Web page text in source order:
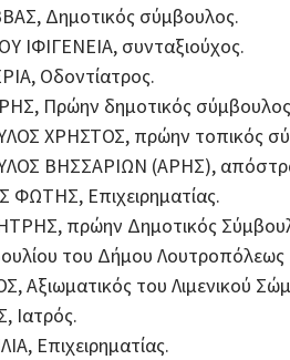
Δημοτικός σύμβουλος.
συνταξιούχος.
Οδοντίατρος.
Πρώην δημοτικός
ΧΡΗΣΤΟΣ, πρώην τοπικός
ΒΗΣΣΑΡΙΩΝ (ΑΡΗΣ),
Επιχειρηματίας.
πρώην Δημοτικός
του Δήμου
Αξιωματικός του Λιμενικού
Ιατρός.
Επιχειρηματίας.